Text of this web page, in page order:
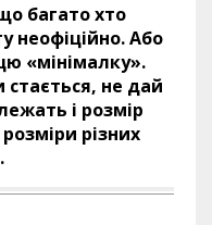
багато хто
неофіційно. Або
«мінімалку».
стається, не дай
і розмір
розміри різних